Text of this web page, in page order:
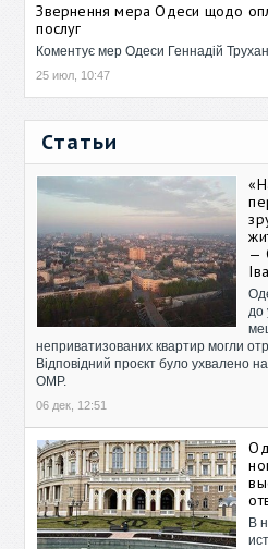
Звернення мера Одеси щодо
послуг
Коментує мер Одеси Геннадій
25 июл, 10:47
Статьи
—
до
неприватизованих квартир могли
Відповідний проєкт було ухвалено
ОМР.
06 дек, 12:51
В